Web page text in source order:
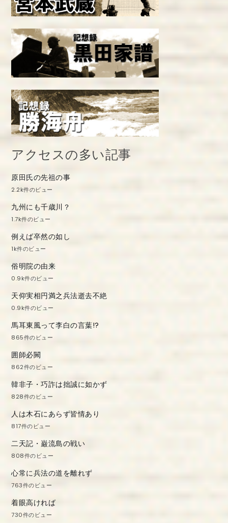
アクセスの多い記事
原田氏の先祖の事
2.2k件のビュー
九州にも千歳川？
1.7k件のビュー
例えば卒然の如し
1k件のビュー
俗明院の由来
0.9k件のビュー
天仰実相円満之兵法逝去不絶
0.9k件のビュー
馬耳東風って李白の言葉!?
865件のビュー
囲師必闕
862件のビュー
韓非子・巧詐は拙誠に如かず
828件のビュー
人は木石にあらず皆情あり
817件のビュー
二天記・巌流島の戦い
808件のビュー
心常に兵法の道を離れず
763件のビュー
着眼高ければ
730件のビュー